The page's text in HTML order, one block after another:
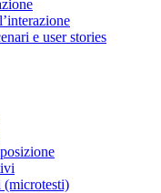
e user stories
(microtesti)